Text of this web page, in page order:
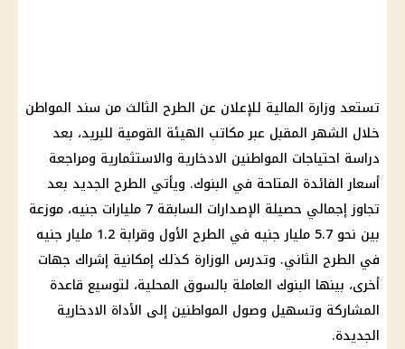
تستعد وزارة المالية للإعلان عن الطرح الثالث من سند المواطن
خلال الشهر المقبل عبر مكاتب الهيئة القومية للبريد، بعد
دراسة احتياجات المواطنين الادخارية والاستثمارية ومراجعة
أسعار الفائدة المتاحة في البنوك. ويأتي الطرح الجديد بعد
تجاوز إجمالي حصيلة الإصدارات السابقة 7 مليارات جنيه، موزعة
بين نحو 5.7 مليار جنيه في الطرح الأول وقرابة 1.2 مليار جنيه
في الطرح الثاني. وتدرس الوزارة كذلك إمكانية إشراك جهات
أخرى، بينها البنوك العاملة بالسوق المحلية، لتوسيع قاعدة
المشاركة وتسهيل وصول المواطنين إلى الأداة الادخارية
الجديدة.